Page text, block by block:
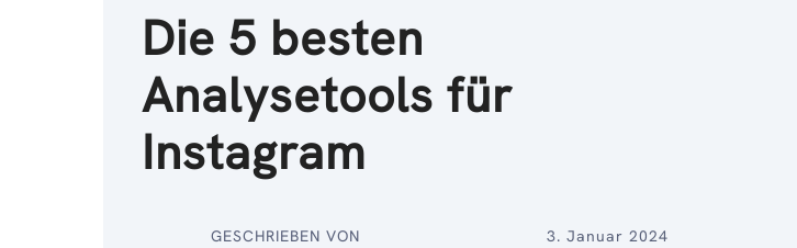
Die 5 besten
Analysetools für
Instagram
GESCHRIEBEN VON 3. Januar 2024